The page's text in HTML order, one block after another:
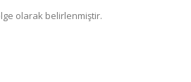
olarak belirlenmiştir.